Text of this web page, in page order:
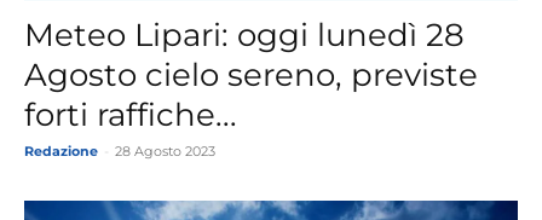
Meteo Lipari: oggi lunedì 28
Agosto cielo sereno, previste
forti raffiche...
Redazione 28 Agosto 2023